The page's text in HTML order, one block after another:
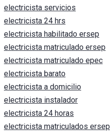
electricista servicios
electricista 24 hrs
electricista habilitado ersep
electricista matriculado ersep
electricista matriculado epec
electricista barato
electricista a domicilio
electricista instalador
electricista 24 horas
electricista matriculados ersep